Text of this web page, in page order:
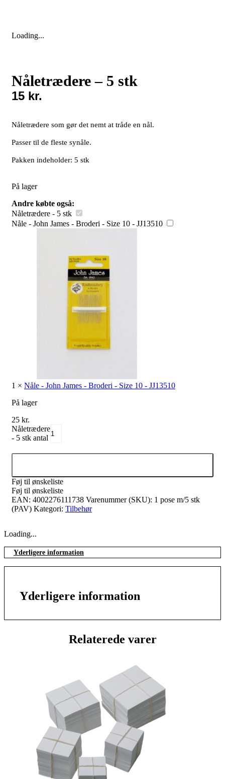
Loading...
Nåletrædere – 5 stk
15 kr.
Nåletrædere som gør det nemt at tråde en nål.
Passer til de fleste synåle.
Pakken indeholder: 5 stk
På lager
Andre købte også:
Nåletrædere - 5 stk
Nåle - John James - Broderi - Size 10 - JJ13510
1 × Nåle - John James - Broderi - Size 10 - JJ13510
På lager
25 kr.
Nåletrædere
- 5 stk antal
Føj til ønskeliste
Føj til ønskeliste
EAN: 4002276111738 Varenummer (SKU): 1 pose m/5 stk
(PAV) Kategori: Tilbehør
Loading...
Yderligere information
Yderligere information
Relaterede varer